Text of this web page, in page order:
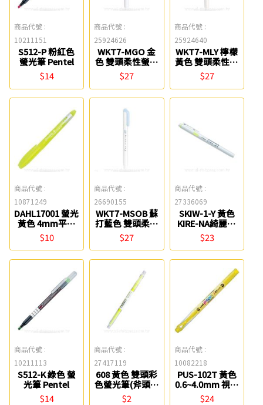
商品代號 :
10211151
S512-P 粉紅色
螢光筆 Pentel
$14
商品代號 :
25924626
WKT7-MGO 金
色 雙頭柔性螢光
筆 ZEBRA
$27
商品代號 :
25924640
WKT7-MLY 檸檬
黃色 雙頭柔性螢
光筆 ZEBRA
$27
商品代號 :
10871249
DAHL17001 螢光
黃色 4mm平頭
螢光筆 Double A
$10
商品代號 :
26690155
WKT7-MSOB 蘇
打藍色 雙頭柔性
螢光筆 ZEBRA
$27
商品代號 :
27336069
SKIW-1-Y 黃色
KIRE-NA綺麗雙
頭螢光筆 百樂
$23
商品代號 :
10211113
S512-K 綠色 螢
光筆 Pentel
$14
商品代號 :
27417119
608 黃色 雙頭彩
色螢光筆(斧頭型
＋錐型) 0021
$2
商品代號 :
10082218
PUS-102T 黃色
0.6~4.0mm 視窗
螢光記號筆 uni
$24